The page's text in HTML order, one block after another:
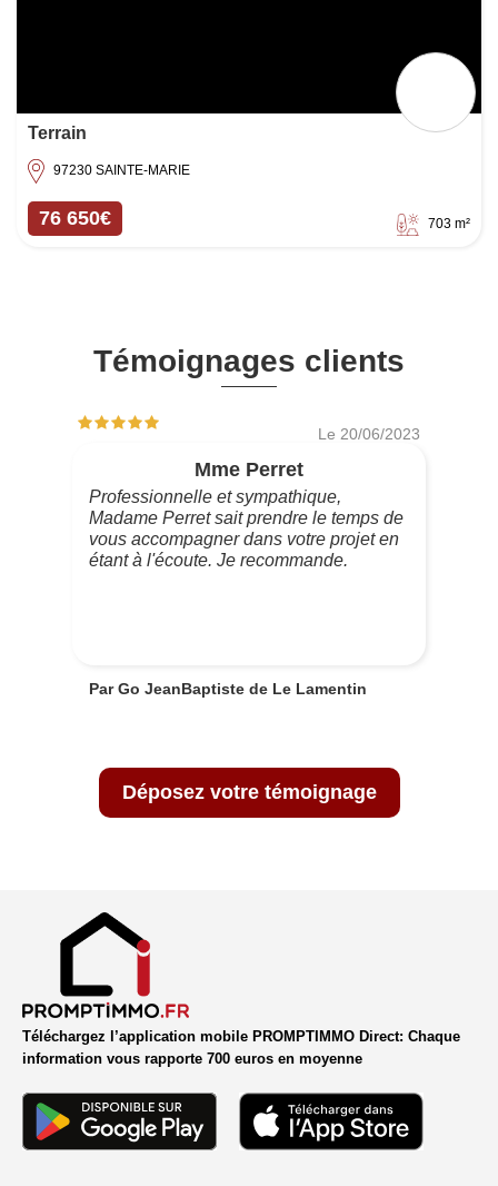
Terrain
97230 SAINTE-MARIE
76 650€ 703 m²
Témoignages clients
Le 20/06/2023
Mme Perret
Professionnelle et sympathique,
Madame Perret sait prendre le temps de
vous accompagner dans votre projet en
étant à l'écoute. Je recommande.
Par Go JeanBaptiste de Le Lamentin
Déposez votre témoignage
Téléchargez l’application mobile PROMPTIMMO Direct: Chaque
information vous rapporte 700 euros en moyenne